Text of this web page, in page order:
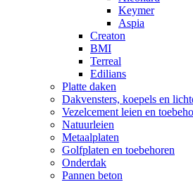
Keymer
Aspia
Creaton
BMI
Terreal
Edilians
Platte daken
Dakvensters, koepels en
Vezelcement leien en
Natuurleien
Metaalplaten
Golfplaten en toebehoren
Onderdak
Pannen beton